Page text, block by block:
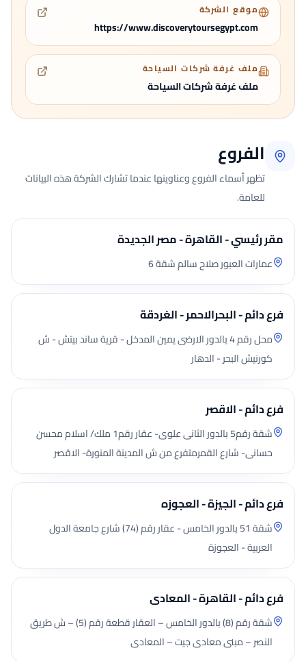
موقع الشركة
https://www.discoverytoursegypt.com
ملف غرفة شركات السياحة
ملف غرفة شركات السياحة
الفروع
تظهر أسماء الفروع وعناوينها عندما تشارك الشركة هذه البيانات
للعامة.
مقر رئيسي - القاهرة - مصر الجديدة
عمارات العبور صلاح سالم شقة 6
فرع دائم - البحرالاحمر - الغردقة
محل رقم 4 بالدور الارضى يمين المدخل - قرية ساند بيتش - ش
كورنيش البحر - الدهار
فرع دائم - الاقصر
شقة رقم5 بالدور الثانى علوى- عقار رقم1 ملك/ اسلام محسن
حسانى- شارع القمرمتفرع من ش المدينة المنورة- الاقصر
فرع دائم - الجيزة - العجوزه
شقة 51 بالدور الخامس - عقار رقم (74) شارع جامعة الدول
العربية - العجوزة
فرع دائم - القاهرة - المعادى
شقة رقم (8) بالدور الخامس – العقار قطعة رقم (5) – ش طريق
النصر – مبنى معادى جيت – المعادى